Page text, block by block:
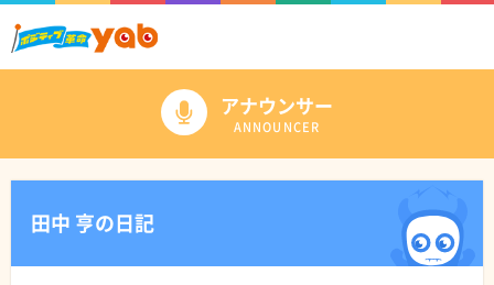
アナウンサー
ANNOUNCER
田中 亨の日記